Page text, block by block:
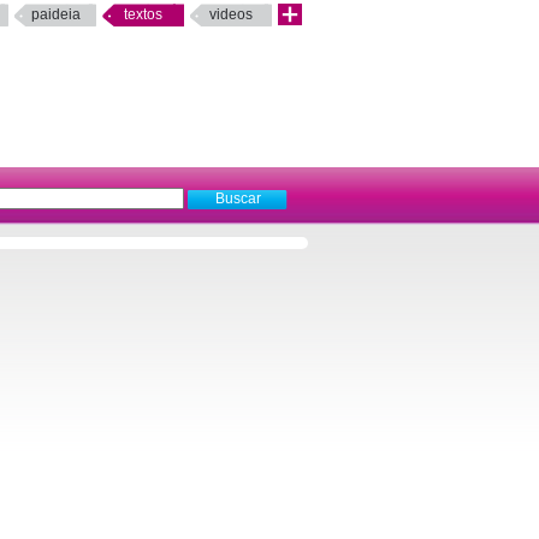
paideia textos videos